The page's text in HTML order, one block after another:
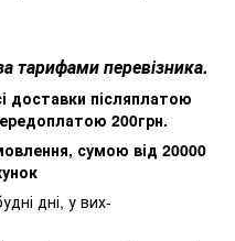
тарифами перевізника.
доставки післяплатою
200грн.
сумою від 20000
дні, у вих-